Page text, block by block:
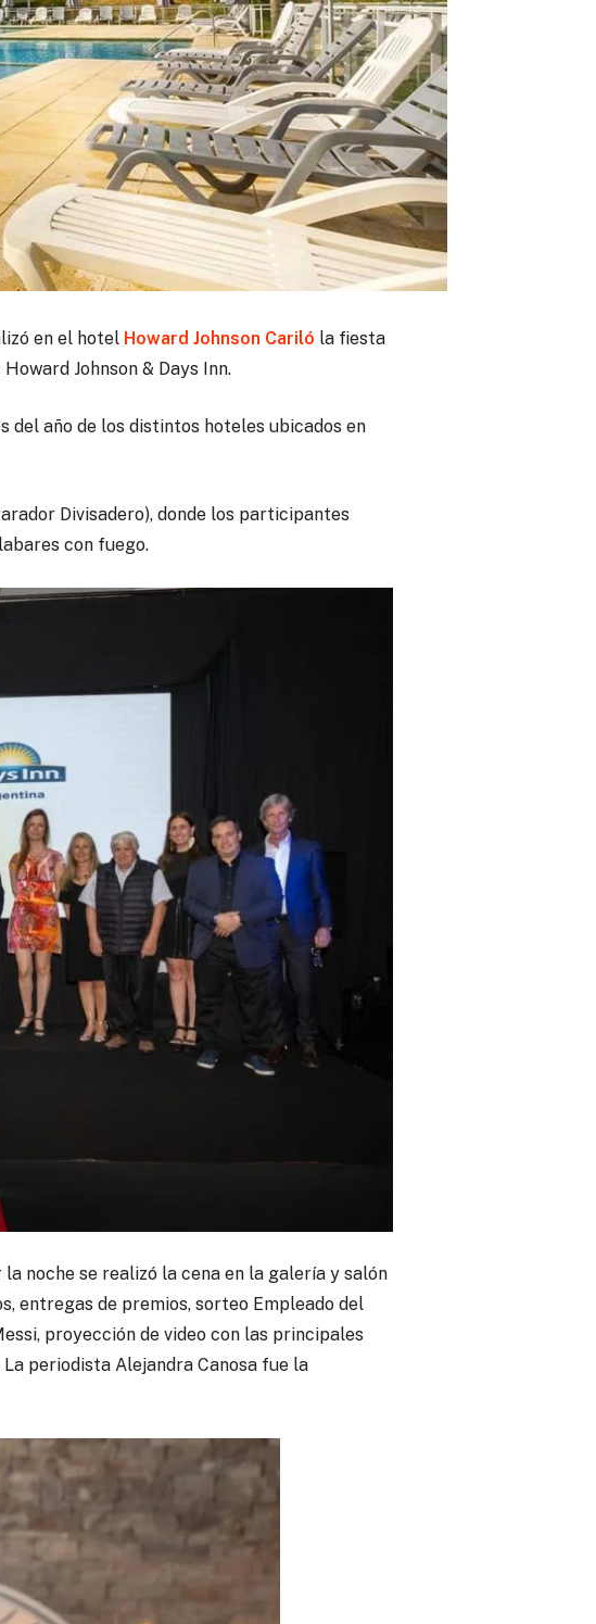
en el hotel Howard Johnson Cariló la fiesta
Johnson & Days Inn.
del año de los distintos hoteles ubicados en
Divisadero), donde los participantes
con fuego.
noche se realizó la cena en la galería y salón
entregas de premios, sorteo Empleado del
proyección de video con las principales
periodista Alejandra Canosa fue la